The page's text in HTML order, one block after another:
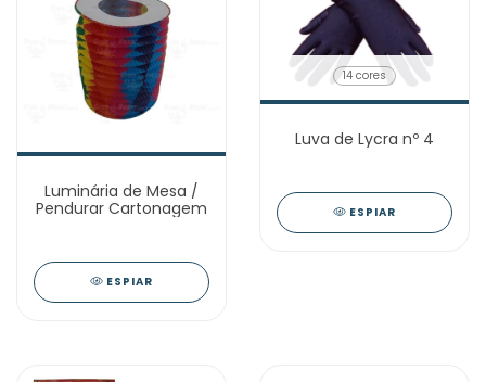
Luminária de Mesa /
Pendurar Cartonagem
ESPIAR
14 cores
Luva de Lycra nº 4
ESPIAR